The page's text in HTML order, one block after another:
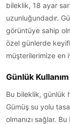
bileklik, 18 ayar
uzunluğundadır.
görüntüye sahip
özel günlerde
müşterilerimize en
Günlük Kullanım
Bu bileklik, günlük
Gümüş su yolu
olmanızı sağlar.